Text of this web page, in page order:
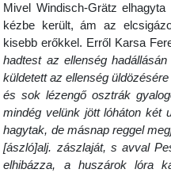
Mivel Windisch-Grätz
kézbe került, ám az
kisebb erőkkel. Erről Karsa
hadtest az ellenség
küldetett az ellenség
és sok lézengő osztrák
mindég velünk jött lóháton két
hagytak, de másnap reggel
[ászló]alj. zászlaját, s avval
elhibázza, a huszárok lóra